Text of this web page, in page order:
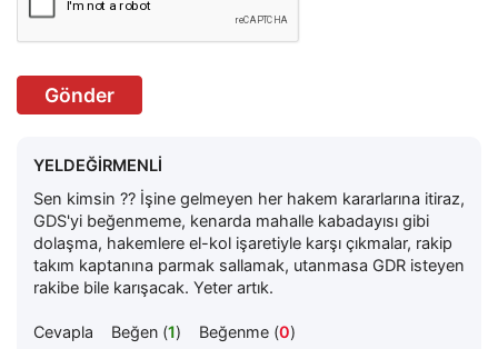
Gönder
YELDEĞİRMENLİ
Sen kimsin ?? İşine gelmeyen her hakem kararlarına itiraz,
GDS'yi beğenmeme, kenarda mahalle kabadayısı gibi
dolaşma, hakemlere el-kol işaretiyle karşı çıkmalar, rakip
takım kaptanına parmak sallamak, utanmasa GDR isteyen
rakibe bile karışacak. Yeter artık.
Cevapla Beğen (1) Beğenme (0)